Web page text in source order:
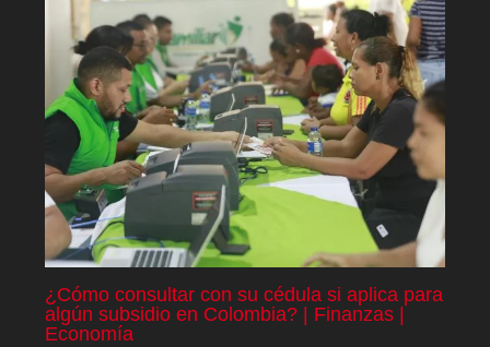
¿Cómo consultar con su cédula si aplica para
algún subsidio en Colombia? | Finanzas |
Economía